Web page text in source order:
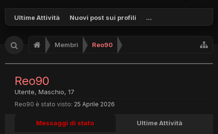
Ultime Attività Nuovi post sui profili ...
Membri Reo90
Reo90
Utente, Maschio, 17
Reo90 è stato visto: 25 Aprile 2026
Messaggi di stato Ultime Attività